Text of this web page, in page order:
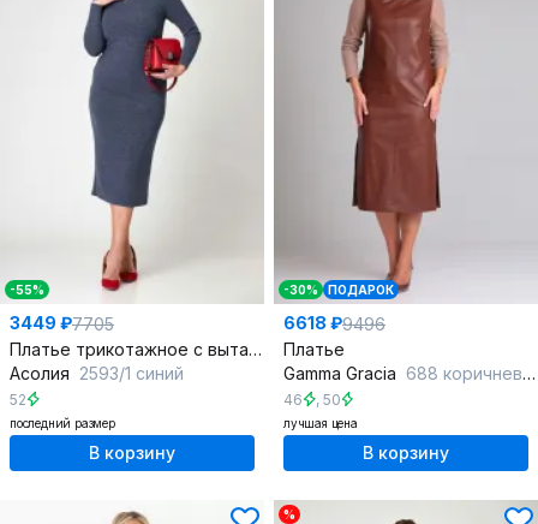
-55%
3449 ₽7705
Платье трикотажное с вытачками и поясом длиной 115 см
Асолия 2593/1 синий
52
последний размер
В корзину
-30% ПОДАРОК
6618 ₽9496
Платье
Gamma Gracia 688 коричневый
46 , 50
лучшая цена
В корзину
%